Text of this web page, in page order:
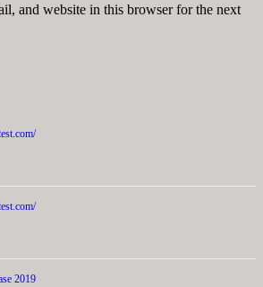
and website in this browser for the next
2019